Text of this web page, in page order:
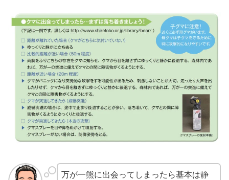
万が一熊に出会ってしまったら基本は静